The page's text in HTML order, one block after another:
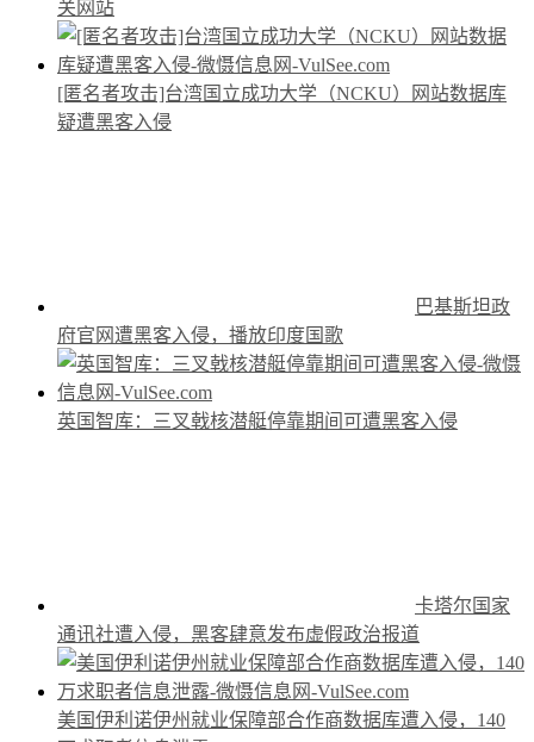
关网站
[匿名者攻击]台湾国立成功大学（NCKU）网站数据库
疑遭黑客入侵
巴基斯坦政
府官网遭黑客入侵，播放印度国歌
英国智库：三叉戟核潜艇停靠期间可遭黑客入侵
卡塔尔国家
通讯社遭入侵，黑客肆意发布虚假政治报道
美国伊利诺伊州就业保障部合作商数据库遭入侵，140